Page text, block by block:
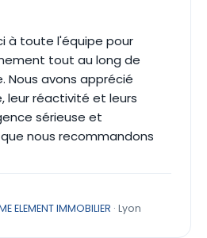
à toute l'équipe pour
tout au long de
Nous avons apprécié
leur réactivité et leurs
sérieuse et
nous recommandons
ELEMENT IMMOBILIER · Lyon